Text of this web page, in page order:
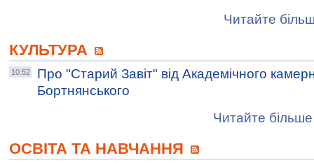
Читайте
КУЛЬТУРА
10:52
Про "Старий Завіт" від Академічного
Бортнянського
Читайте більше
ОСВІТА ТА НАВЧАННЯ